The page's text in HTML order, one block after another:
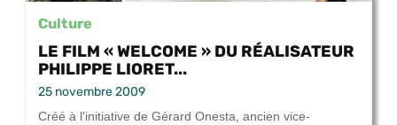
Culture
LE FILM « WELCOME » DU RÉALISATEUR
PHILIPPE LIORET...
25 novembre 2009
Créé à l'initiative de Gérard Onesta, ancien vice-